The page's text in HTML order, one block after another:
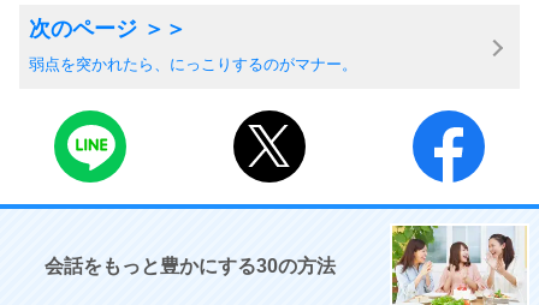
弱点を突かれたら、にっこりするのがマナー。
会話をもっと豊かにする30の方法